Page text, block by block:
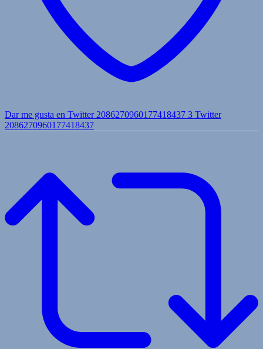
Dar me gusta en Twitter 2086270960177418437 3 Twitter
2086270960177418437